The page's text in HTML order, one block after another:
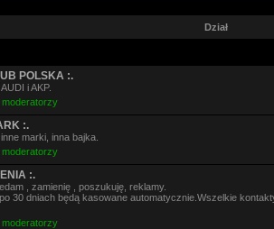
Dział
POLSKA :.
i AKP.
moderatorzy
:.
marki, inna bajka.
moderatorzy
:.
, zamienię , poszukuję, reklamy.
30 dniach będą kasowane automatycznie.Wszelkie
moderatorzy